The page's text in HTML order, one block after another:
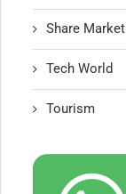
Share Market
Tech World
Tourism